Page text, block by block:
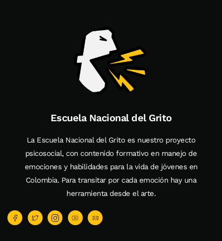
Escuela Nacional del Grito
La Escuela Nacional del Grito es nuestro proyecto
psicosocial, con contenido formativo en manejo de
emociones y habilidades para la vida de jóvenes en
Colombia. Para transitar por cada emoción hay una
herramienta desde el arte.